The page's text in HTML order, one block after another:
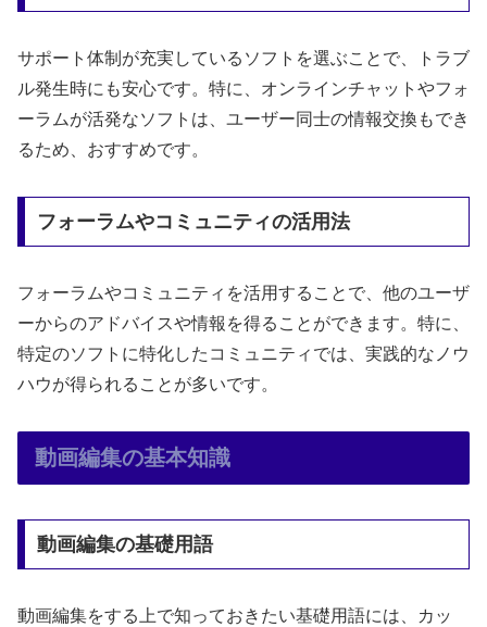
サポート体制が充実しているソフトを選ぶことで、トラブ
ル発生時にも安心です。特に、オンラインチャットやフォ
ーラムが活発なソフトは、ユーザー同士の情報交換もでき
るため、おすすめです。
フォーラムやコミュニティの活用法
フォーラムやコミュニティを活用することで、他のユーザ
ーからのアドバイスや情報を得ることができます。特に、
特定のソフトに特化したコミュニティでは、実践的なノウ
ハウが得られることが多いです。
動画編集の基本知識
動画編集の基礎用語
動画編集をする上で知っておきたい基礎用語には、カッ